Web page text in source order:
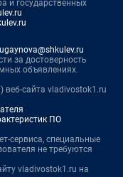
и государственных
за достоверность
объявлениях.
веб-сайта vladivostok1.ru
ПО
сервиса, специальные
не требуются
vladivostok1.ru на